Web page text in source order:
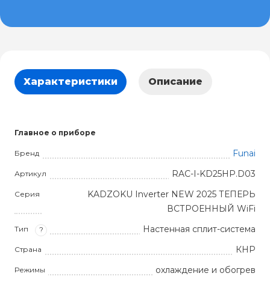
Характеристики Описание
Главное о приборе
Бренд Funai
Артикул RAC-I-KD25HP.D03
Серия
KADZOKU Inverter NEW 2025 ТЕПЕРЬ
ВСТРОЕННЫЙ WiFi
Тип ? Настенная сплит-система
Страна КНР
Режимы охлаждение и обогрев